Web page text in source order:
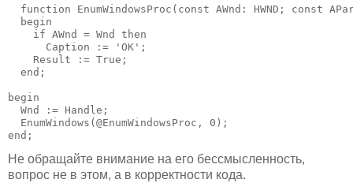
function EnumWindowsProc(const AWnd: HWND; const
  begin
    if AWnd = Wnd then
      Caption := 'OK';
    Result := True;
  end;
begin
  Wnd := Handle;
  EnumWindows(@EnumWindowsProc, 0);
end;
Не обращайте внимание на его бессмысленность,
вопрос не в этом, а в корректности кода.